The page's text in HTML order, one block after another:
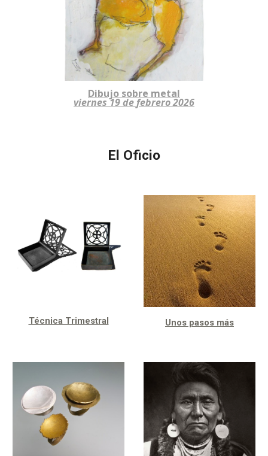
Dibujo sobre metal
viernes19defebrero2026
El Oficio
Técnica Trimestral Unos pasos más